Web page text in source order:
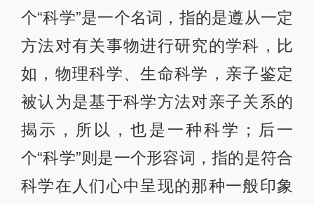
个“科学”是一个名词，指的是遵从一定
方法对有关事物进行研究的学科，比
如，物理科学、生命科学，亲子鉴定
被认为是基于科学方法对亲子关系的
揭示，所以，也是一种科学；后一
个“科学”则是一个形容词，指的是符合
科学在人们心中呈现的那种一般印象